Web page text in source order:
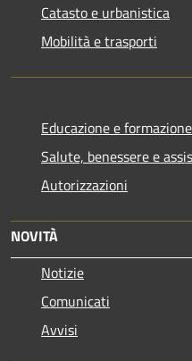
Catasto e urbanistica
Mobilità e trasporti
Educazione e formazione
Salute, benessere e
Autorizzazioni
NOVITÀ
Notizie
Comunicati
Avvisi